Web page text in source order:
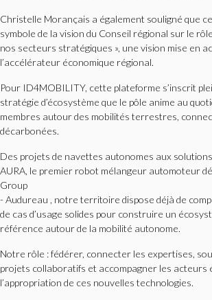
Christelle Morançais a également souligné que
symbole de la vision du Conseil régional sur le
nos secteurs stratégiques », une vision mise en
l’accélérateur économique régional.
Pour ID4MOBILITY, cette plateforme s’inscrit
stratégie d’écosystème que le pôle anime au
membres autour des mobilités terrestres,
décarbonées.
Des projets de navettes autonomes aux
AURA, le premier robot mélangeur automoteur
Group
- Audureau , notre territoire dispose déjà de
de cas d’usage solides pour construire un
référence autour de la mobilité autonome.
Notre rôle : fédérer, connecter les expertises,
projets collaboratifs et accompagner les acteurs
l’appropriation de ces nouvelles technologies.